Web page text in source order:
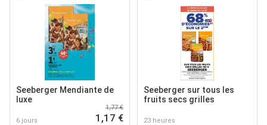
Seeberger Mendiante de
luxe
6 jours
1,77 €
1,17 €
Seeberger sur tous les
fruits secs grilles
23 heures